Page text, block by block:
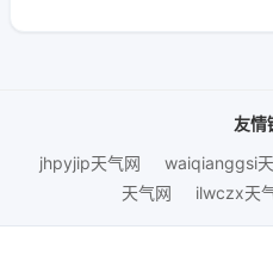
友情
jhpyjip天气网
waiqianggsi
天气网
ilwczx天